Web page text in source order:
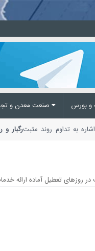
و بورس
اشاره به تداوم روند مثبت
تعطیل آماده ارائه